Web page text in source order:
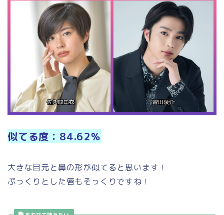
似てる度：84.62％
大きな目元と鼻の形が似てると思います！
ぷっくりとした唇もそっくりですね！